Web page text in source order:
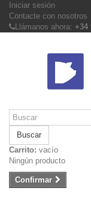
Iniciar sesión
Contacte con nosotros
Llámanos ahora: +34
Buscar
Carrito: vacío
Ningún producto
Confirmar